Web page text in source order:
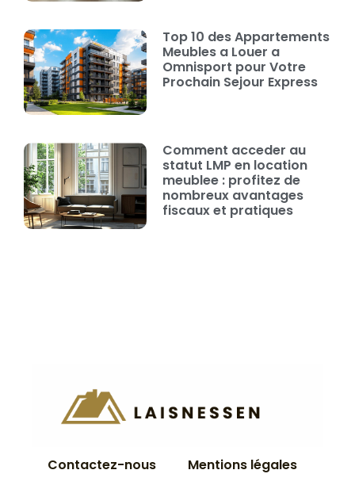
Top 10 des Appartements
Meubles a Louer a
Omnisport pour Votre
Prochain Sejour Express
Comment acceder au
statut LMP en location
meublee : profitez de
nombreux avantages
fiscaux et pratiques
Contactez-nous Mentions légales